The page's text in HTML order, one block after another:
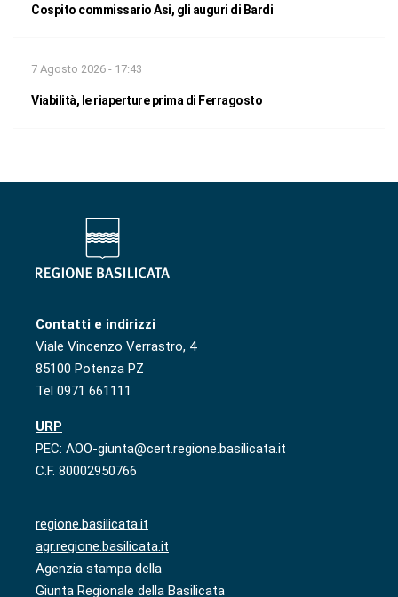
Cospito commissario Asi, gli auguri di Bardi
7 Agosto 2026 - 17:43
Viabilità, le riaperture prima di Ferragosto
Contatti e indirizzi
Viale Vincenzo Verrastro, 4
85100 Potenza PZ
Tel 0971 661111
URP
PEC: AOO-giunta@cert.regione.basilicata.it
C.F. 80002950766
regione.basilicata.it
agr.regione.basilicata.it
Agenzia stampa della
Giunta Regionale della Basilicata